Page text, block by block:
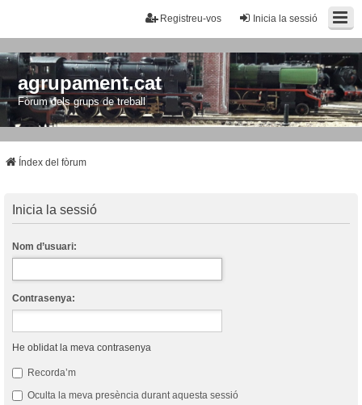
Inicia la sessió
Registreu-vos
agrupament.cat
Fòrum dels grups de treball
Índex del fòrum
Inicia la sessió
Nom d’usuari:
Contrasenya:
He oblidat la meva contrasenya
Recorda’m
Oculta la meva presència durant aquesta sessió